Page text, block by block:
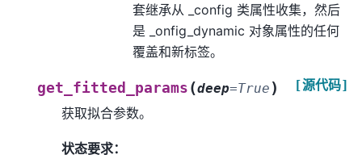
套继承从 _config 类属性收集，然后
是 _onfig_dynamic 对象属性的任何
覆盖和新标签。
get_fitted_params (deep=True ) [源代码]
获取拟合参数。
状态要求：